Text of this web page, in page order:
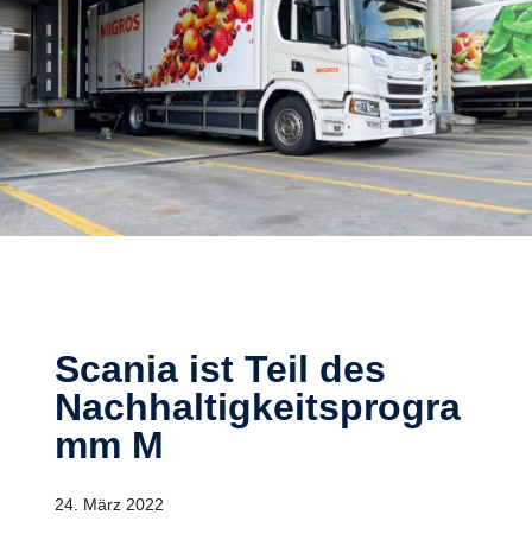
Scania ist Teil des
Nachhaltigkeitsprogra
mm M
24. März 2022